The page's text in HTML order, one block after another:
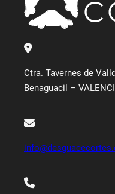
Ctra. Tavernes de
Benaguacil –